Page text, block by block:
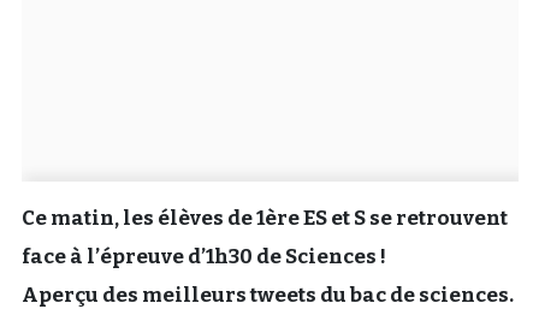
Ce matin, les élèves de 1ère ES et S se retrouvent
face à l’épreuve d’1h30 de Sciences !
Aperçu des meilleurs tweets du bac de sciences.